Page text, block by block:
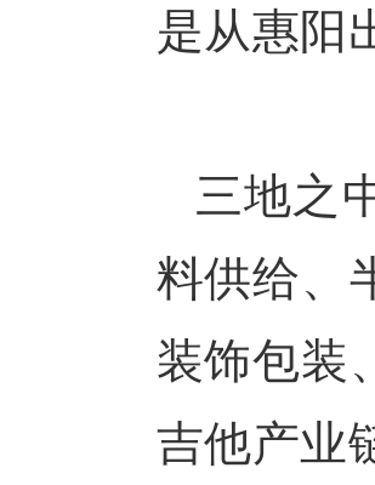
是从惠阳
三地之
料供给、
装饰包装
吉他产业